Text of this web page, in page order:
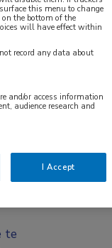
te
this menu to change
the bottom of the
will have effect within
record any data about
and/or access information
audience research and
I Accept